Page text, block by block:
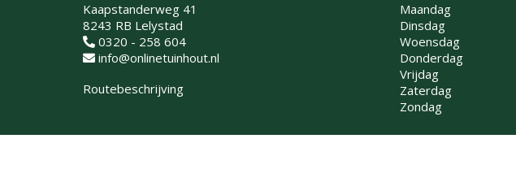
Kaapstanderweg 41
8243 RB Lelystad
0320 - 258 604
info@onlinetuinhout.nl
Routebeschrijving
Maandag
Dinsdag
Woensdag
Donderdag
Vrijdag
Zaterdag
Zondag